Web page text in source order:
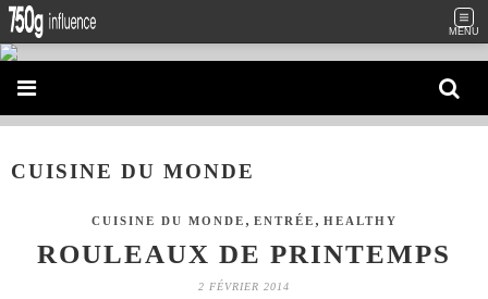
MENU
CUISINE DU MONDE
CUISINE DU MONDE , ENTRÉE , HEALTHY
ROULEAUX DE PRINTEMPS
2 FÉVRIER 2014